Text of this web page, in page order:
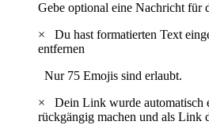
Gebe optional eine Nachricht für
×
Du hast formatierten Text
entfernen
Nur 75 Emojis sind erlaubt.
×
Dein Link wurde automatisch
rückgängig machen und als Link